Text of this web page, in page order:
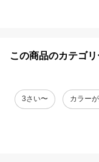
この商品のカテゴリ
3さい〜 カラー